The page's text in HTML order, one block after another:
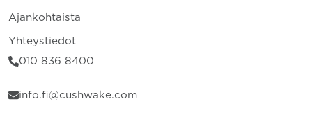
Ajankohtaista
Yhteystiedot
010 836 8400
info.fi@cushwake.com